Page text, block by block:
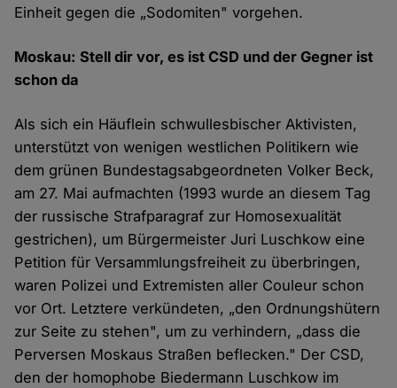
Einheit gegen die „Sodomiten" vorgehen.
Moskau: Stell dir vor, es ist CSD und der Gegner ist
schon da
Als sich ein Häuflein schwullesbischer Aktivisten,
unterstützt von wenigen westlichen Politikern wie
dem grünen Bundestagsabgeordneten Volker Beck,
am 27. Mai aufmachten (1993 wurde an diesem Tag
der russische Strafparagraf zur Homosexualität
gestrichen), um Bürgermeister Juri Luschkow eine
Petition für Versammlungsfreiheit zu überbringen,
waren Polizei und Extremisten aller Couleur schon
vor Ort. Letztere verkündeten, „den Ordnungshütern
zur Seite zu stehen", um zu verhindern, „dass die
Perversen Moskaus Straßen beflecken." Der CSD,
den der homophobe Biedermann Luschkow im